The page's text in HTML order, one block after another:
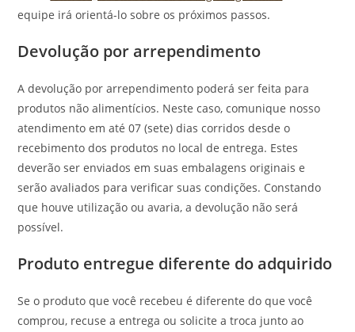
equipe irá orientá-lo sobre os próximos passos.
Devolução por arrependimento
A devolução por arrependimento poderá ser feita para
produtos não alimentícios. Neste caso, comunique nosso
atendimento em até 07 (sete) dias corridos desde o
recebimento dos produtos no local de entrega. Estes
deverão ser enviados em suas embalagens originais e
serão avaliados para verificar suas condições. Constando
que houve utilização ou avaria, a devolução não será
possível.
Produto entregue diferente do adquirido
Se o produto que você recebeu é diferente do que você
comprou, recuse a entrega ou solicite a troca junto ao